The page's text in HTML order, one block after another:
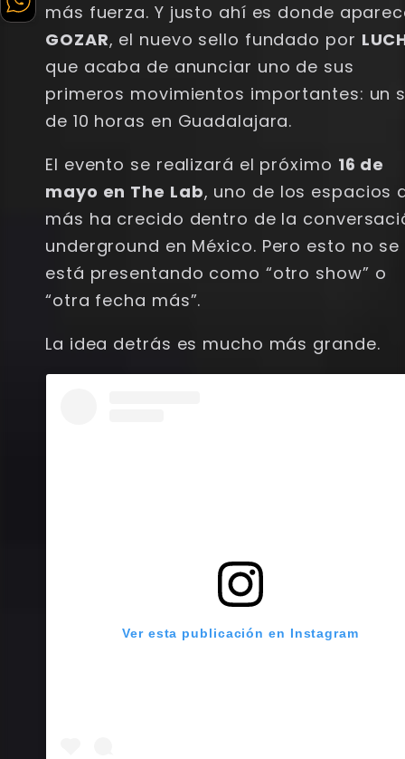
más fuerza. Y justo ahí es donde
GOZAR, el nuevo sello fundado por
que acaba de anunciar uno de sus
primeros movimientos importantes: un
de 10 horas en Guadalajara.
El evento se realizará el próximo 16 de
mayo en The Lab, uno de los espacios
más ha crecido dentro de la
underground en México. Pero esto no se
está presentando como “otro show” o
“otra fecha más”.
La idea detrás es mucho más grande.
Ver esta publicación en Instagram